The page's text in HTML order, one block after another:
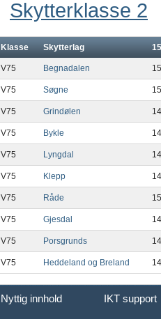
Skytterklasse 2
Klasse Skytterlag 15
V75 Begnadalen
V75 Søgne
V75 Grindølen
V75 Bykle
V75 Lyngdal
V75 Klepp
V75 Råde
V75 Gjesdal
V75 Porsgrunds
V75 Heddeland og Breland
Nyttig innhold IKT support